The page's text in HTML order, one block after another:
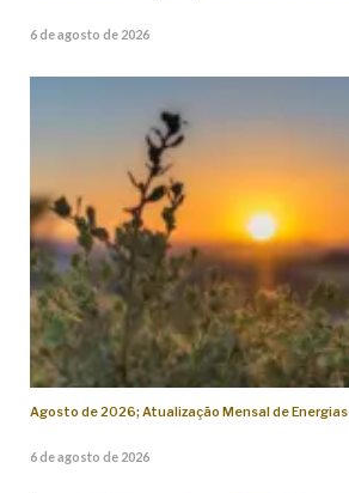
6 de agosto de 2026
Agosto de 2026; Atualização Mensal de Energias
6 de agosto de 2026